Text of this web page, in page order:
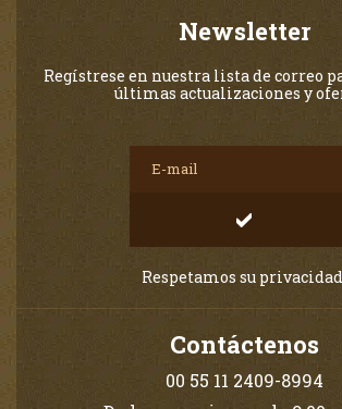
Newsletter
Regístrese en nuestra lista de correo
últimas actualizaciones y
Respetamos su
Contáctenos
00 55 11 2409-8994